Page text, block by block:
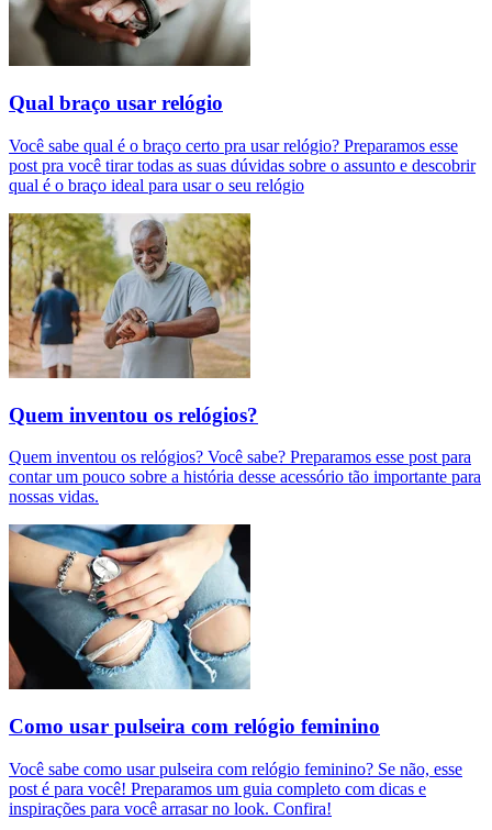
Qual braço usar relógio
Você sabe qual é o braço certo pra usar relógio? Preparamos esse
post pra você tirar todas as suas dúvidas sobre o assunto e descobrir
qual é o braço ideal para usar o seu relógio
Quem inventou os relógios?
Quem inventou os relógios? Você sabe? Preparamos esse post para
contar um pouco sobre a história desse acessório tão importante para
nossas vidas.
Como usar pulseira com relógio feminino
Você sabe como usar pulseira com relógio feminino? Se não, esse
post é para você! Preparamos um guia completo com dicas e
inspirações para você arrasar no look. Confira!